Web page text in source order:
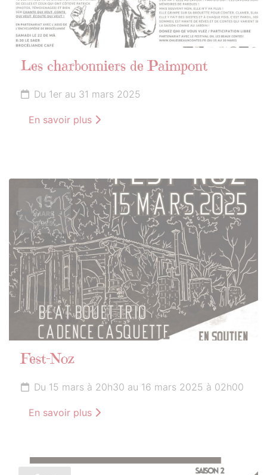
Les charbonniers de Paimpont
Du 1er au 31 mars 2025
En savoir plus
15
MARS
2025
Fest-Noz
Du 15 mars à 20h30 au 16 mars 2025 à 02h00
En savoir plus